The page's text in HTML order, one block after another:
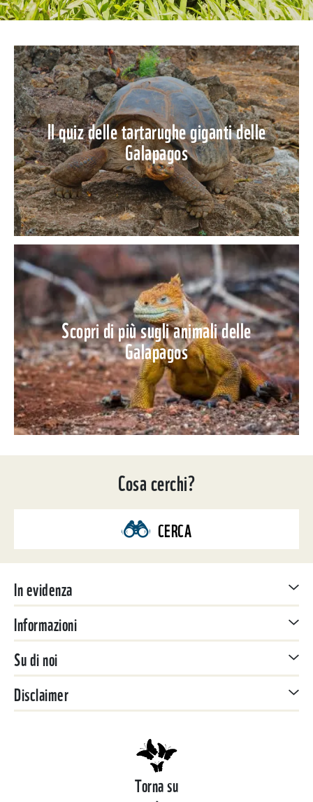
Il quiz delle tartarughe giganti delle
Galapagos
Scopri di più sugli animali delle
Galapagos
Cosa cerchi?
CERCA
In evidenza
Informazioni
Su di noi
Disclaimer
Torna su